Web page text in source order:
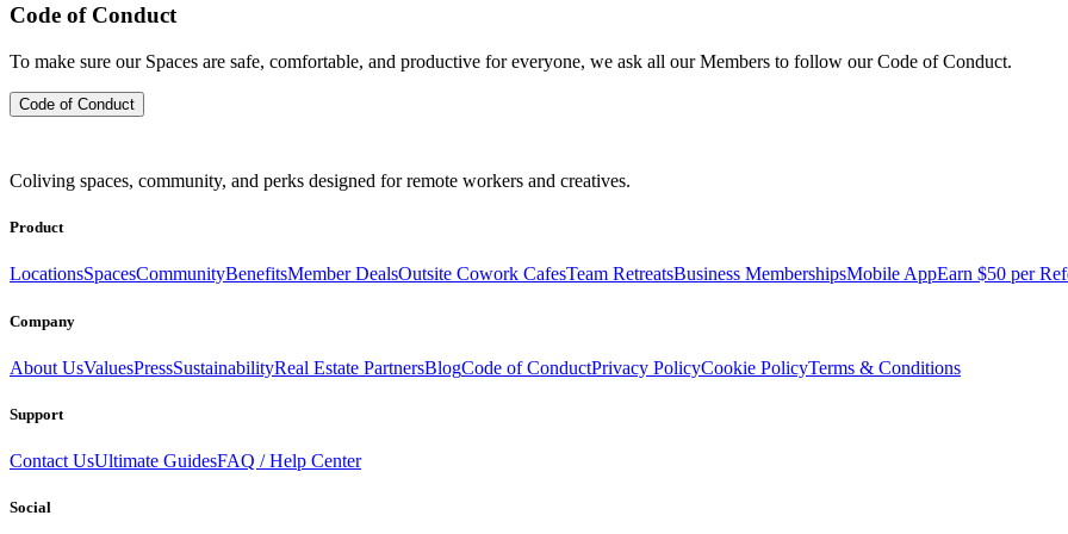
Code of Conduct
To make sure our Spaces are safe, comfortable, and productive for everyone, we ask all our Members to follow our Code of Conduct.
Code of Conduct
Coliving spaces, community, and perks designed for remote workers and creatives.
Product
LocationsSpacesCommunityBenefitsMember DealsOutsite Cowork CafesTeam RetreatsBusiness MembershipsMobile AppEarn $50 per
Company
About UsValuesPressSustainabilityReal Estate PartnersBlogCode of ConductPrivacy PolicyCookie PolicyTerms & Conditions
Support
Contact UsUltimate GuidesFAQ / Help Center
Social